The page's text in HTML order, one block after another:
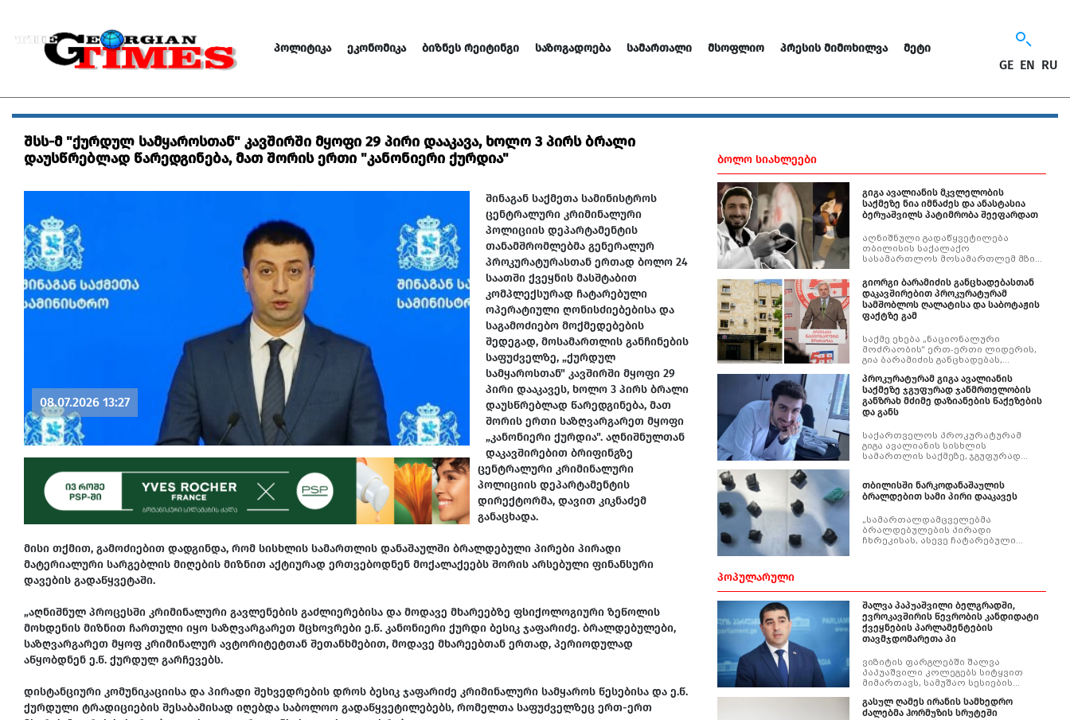
ᲞᲝᲚᲘᲢᲘᲙᲐ ᲔᲙᲝᲜᲝᲛᲘᲙᲐ ᲑᲘᲖᲜᲔᲡ ᲠᲔᲘᲢᲘᲜᲒᲘ ᲡᲐᲖᲝᲒᲐᲓᲝᲔᲑᲐ ᲡᲐᲛᲐᲠᲗᲐᲚᲘ ᲛᲡᲝᲤᲚᲘᲝ ᲞᲠᲔᲡᲘᲡ ᲛᲘᲛᲝᲮᲘᲚᲕᲐ ᲛᲔᲢᲘ
GE EN RU
შსს-მ "ქურდულ სამყაროსთან" კავშირში მყოფი 29 პირი დააკავა, ხოლო 3 პირს ბრალი
დაუსწრებლად წარედგინება, მათ შორის ერთი "კანონიერი ქურდია"
08.07.2026 13:27
შინაგან საქმეთა სამინისტროს
ცენტრალური კრიმინალური
პოლიციის დეპარტამენტის
თანამშრომლებმა გენერალურ
პროკურატურასთან ერთად ბოლო 24
საათში ქვეყნის მასშტაბით
კომპლექსურად ჩატარებული
ოპერატიული ღონისძიებებისა და
საგამოძიებო მოქმედებების
შედეგად, მოსამართლის განჩინების
საფუძველზე, „ქურდულ
სამყაროსთან" კავშირში მყოფი 29
პირი დააკავეს, ხოლო 3 პირს ბრალი
დაუსწრებლად წარედგინება, მათ
შორის ერთი საზღვარგარეთ მყოფი
„კანონიერი ქურდია". აღნიშნულთან
დაკავშირებით ბრიფინგზე
ცენტრალური კრიმინალური
პოლიციის დეპარტამენტის
დირექტორმა, დავით კიკნაძემ
განაცხადა.
მისი თქმით, გამოძიებით დადგინდა, რომ სისხლის სამართლის დანაშაულში ბრალდებული პირები პირადი
მატერიალური სარგებლის მიღების მიზნით აქტიურად ერთვებოდნენ მოქალაქეებს შორის არსებული ფინანსური
დავების გადაწყვეტაში.
„აღნიშნულ პროცესში კრიმინალური გავლენების გაძლიერებისა და მოდავე მხარეებზე ფსიქოლოგიური ზეწოლის
მოხდენის მიზნით ჩართული იყო საზღვარგარეთ მცხოვრები ე.წ. კანონიერი ქურდი ბესიკ ჯაფარიძე. ბრალდებულები,
საზღვარგარეთ მყოფ კრიმინალურ ავტორიტეტთან შეთანხმებით, მოდავე მხარეებთან ერთად, პერიოდულად
აწყობდნენ ე.წ. ქურდულ გარჩევებს.
დისტანციური კომუნიკაციისა და პირადი შეხვედრების დროს ბესიკ ჯაფარიძე კრიმინალური სამყაროს წესებისა და ე.წ.
ქურდული ტრადიციების შესაბამისად იღებდა საბოლოო გადაწყვეტილებებს, რომელთა საფუძველზეც ერთ-ერთ
ᲑᲝᲚᲝ ᲡᲘᲐᲮᲚᲔᲔᲑᲘ
გიგა ავალიანის მკვლელობის
საქმეზე ნია იმნაძეს და ანასტასია
ბერუაშვილს პატიმრობა შეეფარდათ
აღნიშნული გადაწყვეტილება
თბილისის საქალაქო
სასამართლოს მოსამართლემ მზია
გიორგი ბარამიძის განცხადებასთან
დაკავშირებით პროკურატურამ
სამშობლოს ღალატისა და საბოტაჟის
ფაქტზე გამ
საქმე ეხება „ნაციონალური
მოძრაობის“ ერთ-ერთი ლიდერის,
გია ბარამიძის განცხადებას,
ომის დროს ქართველი
სამხედროები ტყვეებს ხვრეტდნენ
და აფხაზური მხარე ამიტომ
ტყვეებს არ იძლეოდა“.
პროკურატურამ გიგა ავალიანის
საქმეზე ჯგუფურად ჯანმრთელობის
განზრახ მძიმე დაზიანების წაქეზების
და განს
საქართველოს პროკურატურამ
გიგა ავალიანის სისხლის
სამართლის საქმეზე, ჯგუფურად
იმნაძეს და განსაკუთრებით მძიმე
დანაშაულის შეუტყობინებლობის
ბრალდება წარუდგინა. ამის შესახებ
ინფორმაციას საქართველოს
პროკურატურა ავრცელებს.
თბილისში ნარკოდანაშაულის
ბრალდებით სამი პირი დააკავეს
„სამართალდამცველებმა
ბრალდებულების პირადი
ჩხრეკისას, ასევე ჩატარებული
განსაკუთრებით დიდი ოდენობით
ნარკოტიკული საშუალებები, მათ
შორის: „ალფა-პვპ" და „მარიხუანა".
ᲞᲝᲞᲣᲚᲐᲠᲣᲚᲘ
შალვა პაპუაშვილი ბელგრადში,
ევროკავშირის წევრობის კანდიდატი
ქვეყნების პარლამენტების
თავმჯდომარეთა პი
ვიზიტის ფარგლებში შალვა
პაპუაშვილი კოლეგებს სიტყვით
მიმართავს, სამუშაო სესიების
ერთობლივ განცხადებას მიიღებენ.
გასულ ღამეს ირანის სამხედრო
ძალებმა ჰორმუზის სრუტეში